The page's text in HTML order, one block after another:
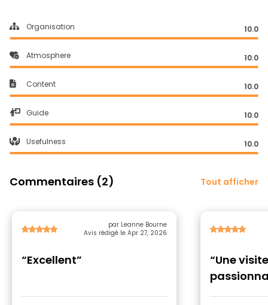
Organisation 10.0
Atmosphere 10.0
Content 10.0
Guide 10.0
Usefulness 10.0
Commentaires (2) Tout afficher
par Leanne Bourne
Avis rédigé le Apr 27, 2026
“Excellent”
“Une